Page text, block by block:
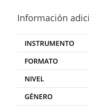
Información
INSTRUMENTO
FORMATO
NIVEL
GÉNERO